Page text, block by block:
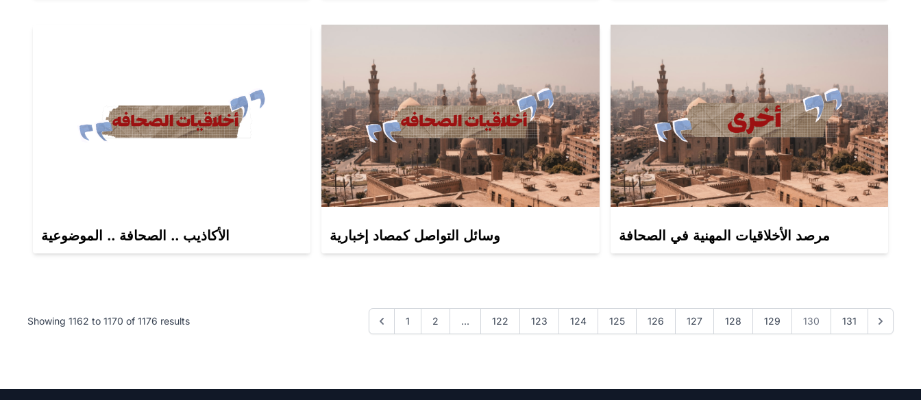
الأكاذيب .. الصحافة .. الموضوعية وسائل التواصل كمصاد إخبارية مرصد الأخلاقيات المهنية في الصحافة
Showing 1162 to 1170 of 1176 results 1 2 ... 122 123 124 125 126 127 128 129 130 131